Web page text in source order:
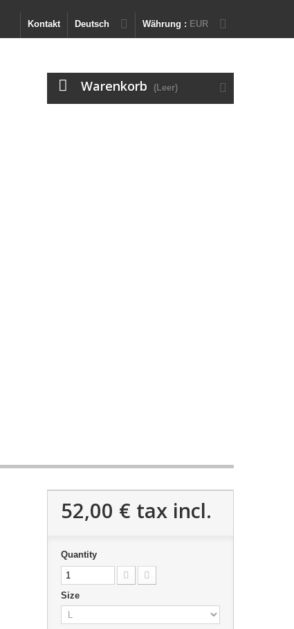
Währung : EUR
Deutsch
Kontakt
Warenkorb (Leer)
52,00 € tax incl.
Quantity
Size